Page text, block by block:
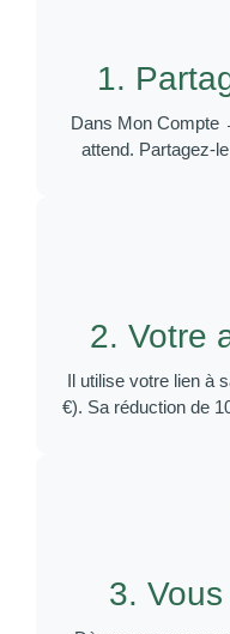
1.
Dans Mon Compte
attend. Partagez-
2. Votre
Il utilise votre lien à
€). Sa réduction de
3.